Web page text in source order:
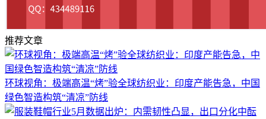
推荐文章
环球视角：极端高温“烤”验全球纺织业：印度产能告急，中国
绿色智造构筑“清凉”防线